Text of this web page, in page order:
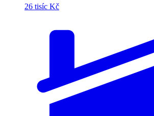
26 tisíc Kč